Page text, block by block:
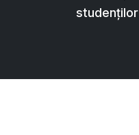
studenților